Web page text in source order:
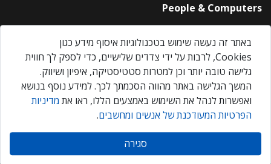
People & Computers
About Us
Privacy Policy
Contact Us
Our Events
אנשים ומחשבים © 2026 – כל הזכויות שמורות
באתר זה נעשה שימוש בטכנולוגיות איסוף מידע כגון
Cookies, לרבות על ידי צדדים שלישיים, כדי לספק לך חווית
גלישה טובה יותר וכן למטרות סטטיסטיקה, איפיון ושיווק.
המשך הגלישה באתר מהווה הסכמתך לכך. למידע נוסף בנושא
ואפשרות לנהל את השימוש באמצעים הללו, ראו את מדיניות
הפרטיות המעודכנת של אנשים ומחשבים.
סגירה